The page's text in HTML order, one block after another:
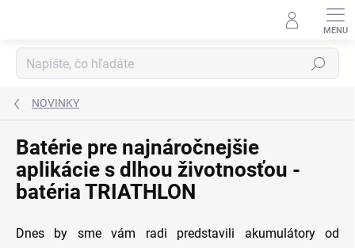
Hľadať
NOVINKY
Batérie pre najnáročnejšie
aplikácie s dlhou životnosťou -
batéria TRIATHLON
Dnes by sme vám radi predstavili akumulátory od